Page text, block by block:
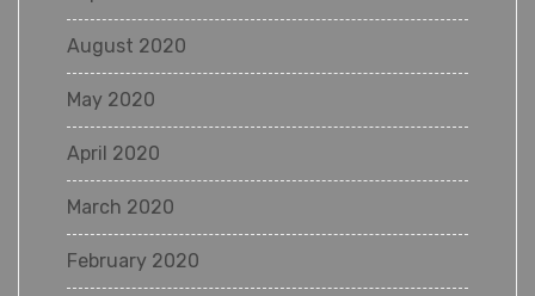
August 2020
May 2020
April 2020
March 2020
February 2020